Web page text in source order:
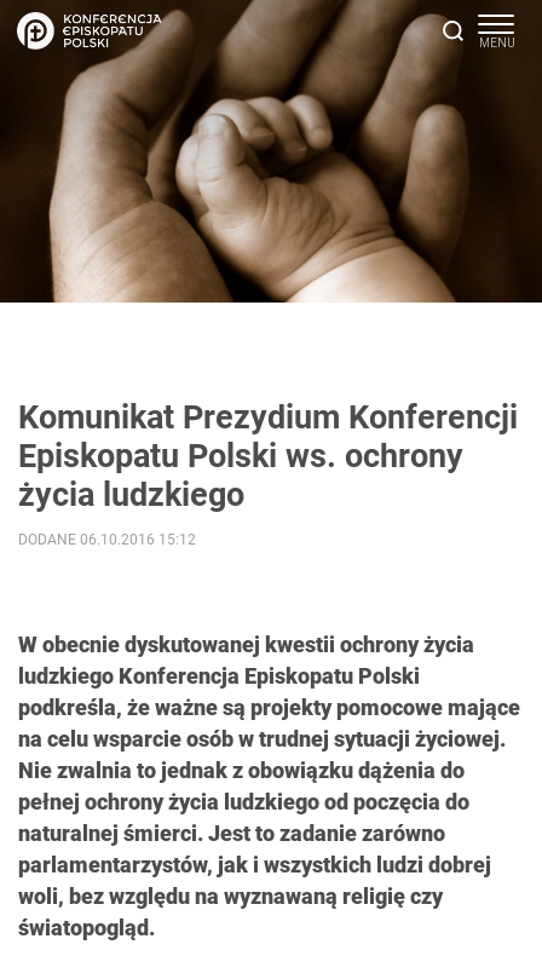
Komunikat Prezydium Konferencji
Episkopatu Polski ws. ochrony
życia ludzkiego
W obecnie dyskutowanej kwestii ochrony życia
ludzkiego Konferencja Episkopatu Polski
podkreśla, że ważne są projekty pomocowe mające
na celu wsparcie osób w trudnej sytuacji życiowej.
Nie zwalnia to jednak z obowiązku dążenia do
pełnej ochrony życia ludzkiego od poczęcia do
naturalnej śmierci. Jest to zadanie zarówno
parlamentarzystów, jak i wszystkich ludzi dobrej
woli, bez względu na wyznawaną religię czy
światopogląd.
DODANE 06.10.2016 15:12